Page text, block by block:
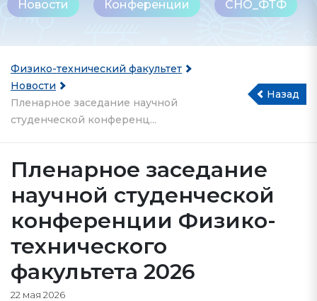
Новости Конференции СНО_ФТФ
Физико-технический факультет
Новости
Пленарное заседание научной
студенческой конференц...
Назад
Пленарное заседание
научной студенческой
конференции Физико-
технического
факультета 2026
22 мая 2026